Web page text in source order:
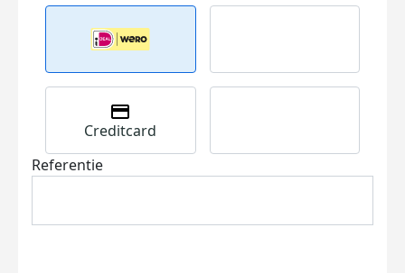
Creditcard
Referentie